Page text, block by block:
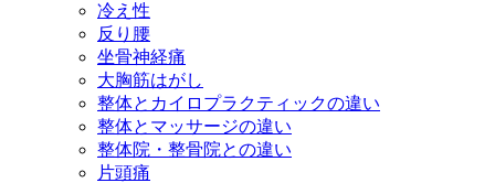
冷え性
反り腰
坐骨神経痛
大胸筋はがし
整体とカイロプラクティックの違い
整体とマッサージの違い
整体院・整骨院との違い
片頭痛